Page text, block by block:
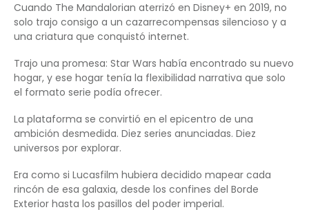
Cuando The Mandalorian aterrizó en Disney+ en 2019, no
solo trajo consigo a un cazarrecompensas silencioso y a
una criatura que conquistó internet.
Trajo una promesa: Star Wars había encontrado su nuevo
hogar, y ese hogar tenía la flexibilidad narrativa que solo
el formato serie podía ofrecer.
La plataforma se convirtió en el epicentro de una
ambición desmedida. Diez series anunciadas. Diez
universos por explorar.
Era como si Lucasfilm hubiera decidido mapear cada
rincón de esa galaxia, desde los confines del Borde
Exterior hasta los pasillos del poder imperial.